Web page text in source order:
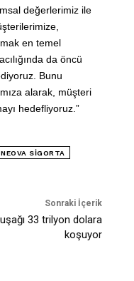
değerlerimiz ile
en temel
da öncü
Bunu
alarak, müşteri
hedefliyoruz.”
NEOVA SIGORTA
Sonraki İçerik
33 trilyon dolara
koşuyor